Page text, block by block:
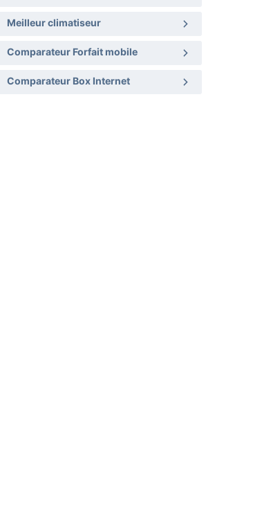
Meilleur climatiseur
Comparateur Forfait mobile
Comparateur Box Internet